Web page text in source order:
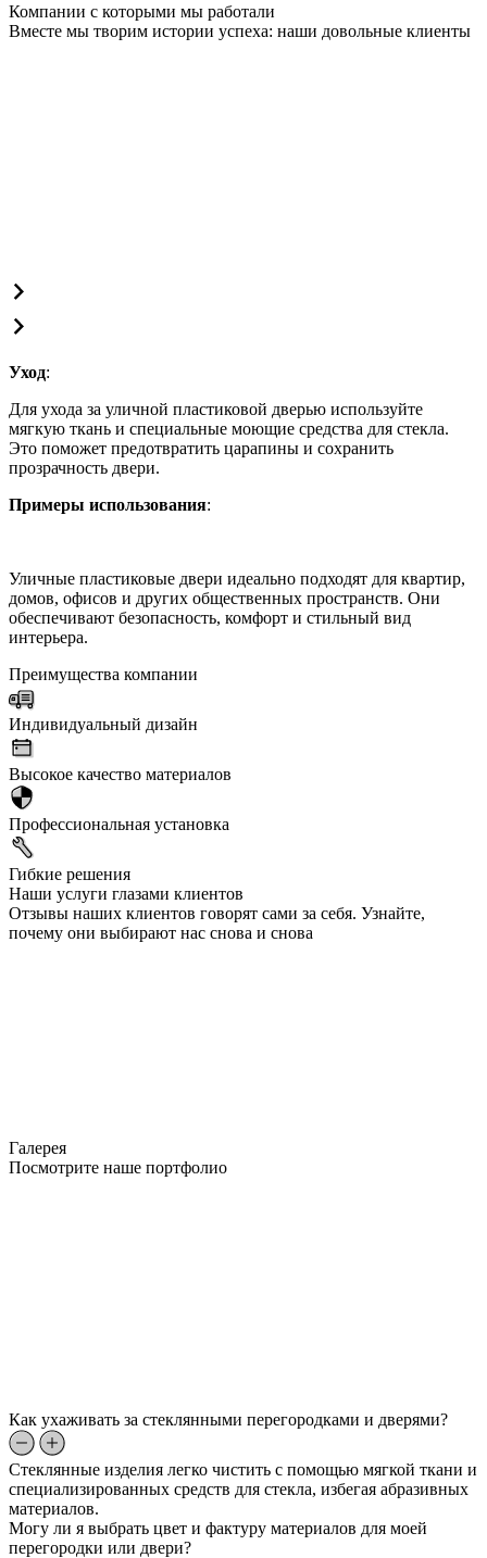
Компании с которыми мы работали
Вместе мы творим истории успеха: наши довольные клиенты
Уход:
Для ухода за уличной пластиковой дверью используйте
мягкую ткань и специальные моющие средства для стекла.
Это поможет предотвратить царапины и сохранить
прозрачность двери.
Примеры использования:
Уличные пластиковые двери идеально подходят для квартир,
домов, офисов и других общественных пространств. Они
обеспечивают безопасность, комфорт и стильный вид
интерьера.
Преимущества компании
Индивидуальный дизайн
Высокое качество материалов
Профессиональная установка
Гибкие решения
Наши услуги глазами клиентов
Отзывы наших клиентов говорят сами за себя. Узнайте,
почему они выбирают нас снова и снова
Галерея
Посмотрите наше портфолио
Как ухаживать за стеклянными перегородками и дверями?
Стеклянные изделия легко чистить с помощью мягкой ткани и
специализированных средств для стекла, избегая абразивных
материалов.
Могу ли я выбрать цвет и фактуру материалов для моей
перегородки или двери?